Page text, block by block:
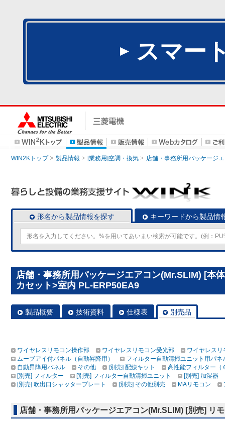
スマー
WIN2Kトップ 製品情報 [業務用]空調・換気 店舗・事務所用パッケージ
形名から製品情報を探す キーワードから製品情
店舗・事務所用パッケージエアコン(Mr.SLIM) [本
カセット>室内 PL-ERP50EA9
製品概要 技術資料 仕様表 別売品
ワイヤレスリモコン操作部 ワイヤレスリモコン受光部
ワイヤレス
ムーブアイ付パネル（自動昇降用）
フィルター自動清掃ユニット用パネ
自動昇降用パネル
その他 [別売] 配線キット
高性能フィルター（
[別売] フィルター
[別売] フィルター自動清掃ユニット
[別売] 加湿器
[別売] 吹出口シャッタープレート
[別売] その他別売 MAリモコン
店舗・事務所用パッケージエアコン(Mr.SLIM) [別売] リ